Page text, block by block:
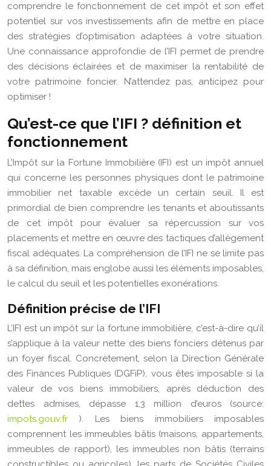
comprendre le fonctionnement de cet impôt et son effet
potentiel sur vos investissements afin de mettre en place
des stratégies d’optimisation adaptées à votre situation.
Une connaissance approfondie de l’IFI permet de prendre
des décisions éclairées et de maximiser la rentabilité de
votre patrimoine foncier. N’attendez pas, anticipez pour
optimiser !
Qu’est-ce que l’IFI ? définition et
fonctionnement
L’Impôt sur la Fortune Immobilière (IFI) est un impôt annuel
qui concerne les personnes physiques dont le patrimoine
immobilier net taxable excède un certain seuil. Il est
primordial de bien comprendre les tenants et aboutissants
de cet impôt pour évaluer sa répercussion sur vos
placements et mettre en œuvre des tactiques d’allègement
fiscal adéquates. La compréhension de l’IFI ne se limite pas
à sa définition, mais englobe aussi les éléments imposables,
le calcul du seuil et les potentielles exonérations.
Définition précise de l’IFI
L’IFI est un impôt sur la fortune immobilière, c’est-à-dire qu’il
s’applique à la valeur nette des biens fonciers détenus par
un foyer fiscal. Concrètement, selon la Direction Générale
des Finances Publiques (DGFiP), vous êtes imposable si la
valeur de vos biens immobiliers, après déduction des
dettes admises, dépasse 1,3 million d’euros (source:
impots.gouv.fr ). Les biens immobiliers imposables
comprennent les immeubles bâtis (maisons, appartements,
immeubles de rapport), les immeubles non bâtis (terrains